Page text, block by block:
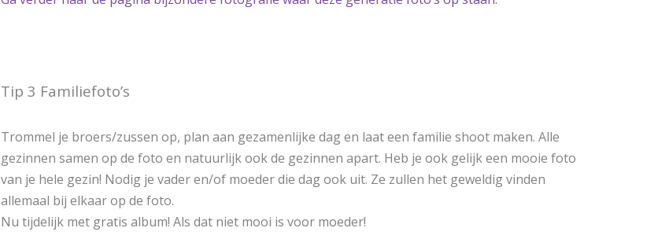
Tip 3 Familiefoto’s
Trommel je broers/zussen op, plan aan gezamenlijke dag en laat een familie shoot maken. Alle
gezinnen samen op de foto en natuurlijk ook de gezinnen apart. Heb je ook gelijk een mooie foto
van je hele gezin! Nodig je vader en/of moeder die dag ook uit. Ze zullen het geweldig vinden
allemaal bij elkaar op de foto.
Nu tijdelijk met gratis album! Als dat niet mooi is voor moeder!